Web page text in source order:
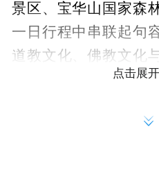
景区、宝华山国家森
一日行程中串联起句
道教文化、佛教文化
片，构建 “自然 + 人
在毕巷村、江苏茶博
制茶技艺，在一叶一
点击展